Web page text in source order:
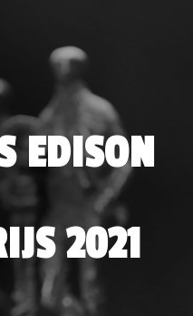
EDISON
2021